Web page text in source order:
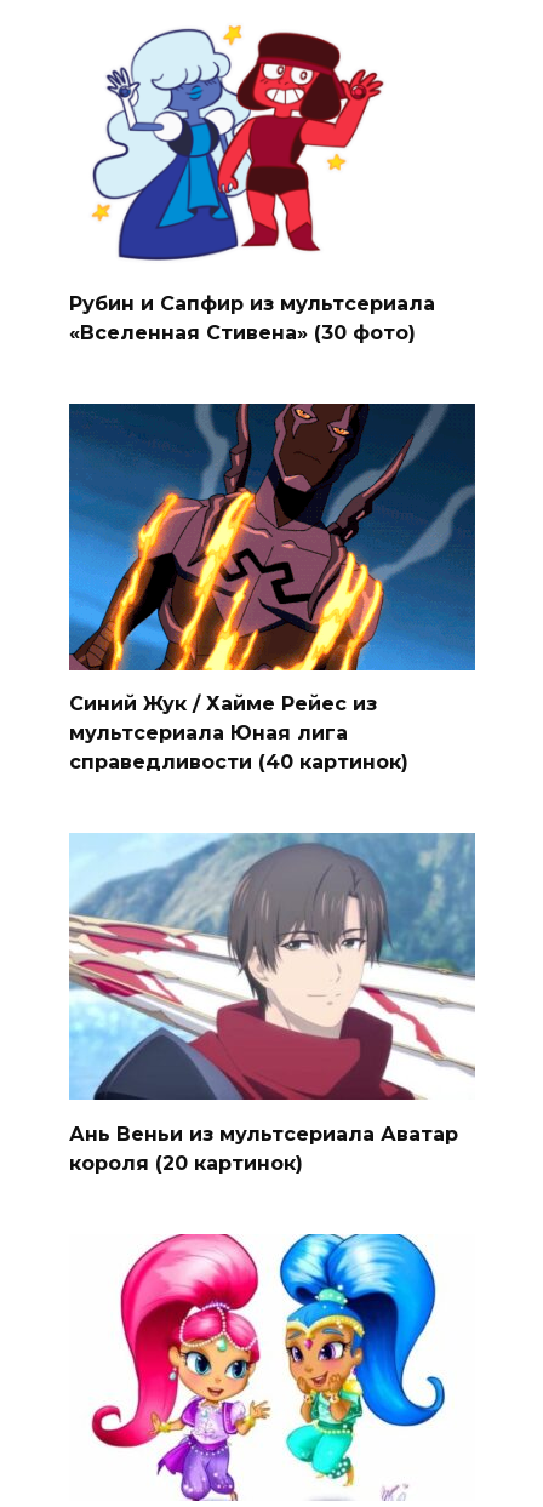
Рубин и Сапфир из мультсериала
«Вселенная Стивена» (30 фото)
Синий Жук / Хайме Рейес из
мультсериала Юная лига
справедливости (40 картинок)
Ань Веньи из мультсериала Аватар
короля (20 картинок)